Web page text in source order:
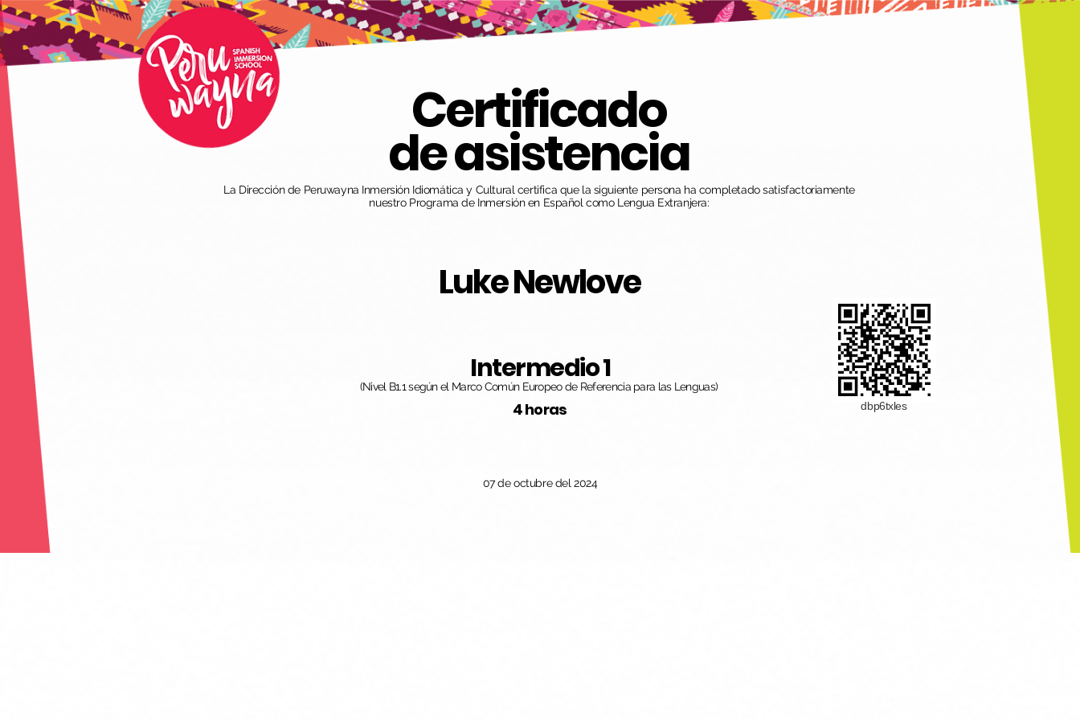
Certificado
de asistencia
La Dirección de Peruwayna Inmersión Idiomática y Cultural certifica que la siguiente persona ha completado satisfactoriamente
nuestro Programa de Inmersión en Español como Lengua Extranjera:
Luke Newlove
Intermedio 1
(Nivel B1.1 según el Marco Común Europeo de Referencia para las Lenguas)
4 horas dbp6txles
07 de octubre del 2024